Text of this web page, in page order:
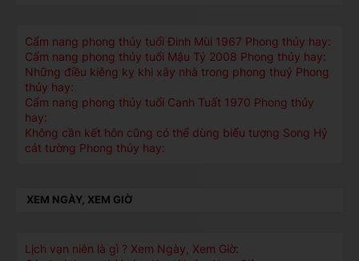
Cẩm nang phong thủy tuổi Đinh Mùi 1967 Phong thủy hay:
Cẩm nang phong thủy tuổi Mậu Tý 2008 Phong thủy hay:
Những điều kiêng kỵ khi xây nhà trong phong thuỷ Phong
thủy hay:
Cẩm nang phong thủy tuổi Canh Tuất 1970 Phong thủy
hay:
Không cần kết hôn cũng có thể dùng biểu tượng Song Hỷ
cát tường Phong thủy hay:
XEM NGÀY, XEM GIỜ
Lịch vạn niên là gì ? Xem Ngày, Xem Giờ: